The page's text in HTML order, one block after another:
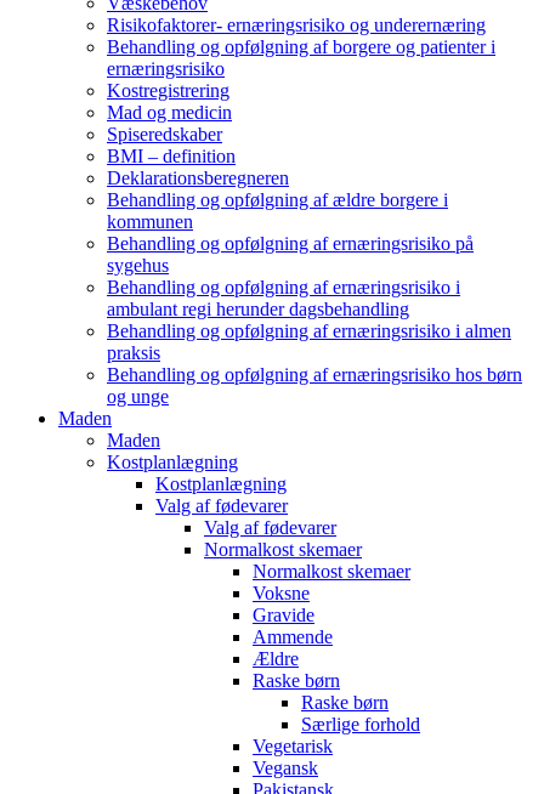
Risikofaktorer- ernæringsrisiko og underernæring
Behandling og opfølgning af borgere og patienter i
ernæringsrisiko
Kostregistrering
Mad og medicin
Spiseredskaber
BMI – definition
Deklarationsberegneren
Behandling og opfølgning af ældre borgere i
kommunen
Behandling og opfølgning af ernæringsrisiko på
sygehus
Behandling og opfølgning af ernæringsrisiko i
ambulant regi herunder dagsbehandling
Behandling og opfølgning af ernæringsrisiko i almen
praksis
Behandling og opfølgning af ernæringsrisiko hos børn
og unge
Maden
Maden
Kostplanlægning
Kostplanlægning
Valg af fødevarer
Valg af fødevarer
Normalkost skemaer
Normalkost skemaer
Voksne
Gravide
Ammende
Ældre
Raske børn
Raske børn
Særlige forhold
Vegetarisk
Vegansk
Pakistansk